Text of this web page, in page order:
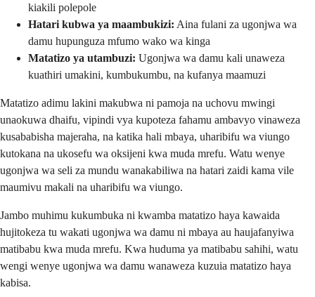
kiakili polepole
Hatari kubwa ya maambukizi: Aina fulani za ugonjwa wa
damu hupunguza mfumo wako wa kinga
Matatizo ya utambuzi: Ugonjwa wa damu kali unaweza
kuathiri umakini, kumbukumbu, na kufanya maamuzi
Matatizo adimu lakini makubwa ni pamoja na uchovu mwingi
unaokuwa dhaifu, vipindi vya kupoteza fahamu ambavyo vinaweza
kusababisha majeraha, na katika hali mbaya, uharibifu wa viungo
kutokana na ukosefu wa oksijeni kwa muda mrefu. Watu wenye
ugonjwa wa seli za mundu wanakabiliwa na hatari zaidi kama vile
maumivu makali na uharibifu wa viungo.
Jambo muhimu kukumbuka ni kwamba matatizo haya kawaida
hujitokeza tu wakati ugonjwa wa damu ni mbaya au haujafanyiwa
matibabu kwa muda mrefu. Kwa huduma ya matibabu sahihi, watu
wengi wenye ugonjwa wa damu wanaweza kuzuia matatizo haya
kabisa.